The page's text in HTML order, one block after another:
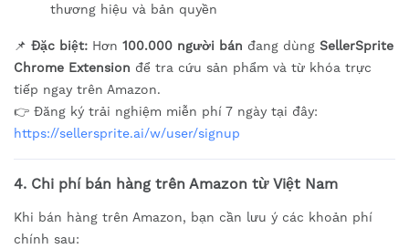
thương hiệu và bản quyền
📌 Đặc biệt: Hơn 100.000 người bán đang dùng SellerSprite
Chrome Extension để tra cứu sản phẩm và từ khóa trực
tiếp ngay trên Amazon.
👉 Đăng ký trải nghiệm miễn phí 7 ngày tại đây:
https://sellersprite.ai/w/user/signup
4. Chi phí bán hàng trên Amazon từ Việt Nam
Khi bán hàng trên Amazon, bạn cần lưu ý các khoản phí
chính sau: